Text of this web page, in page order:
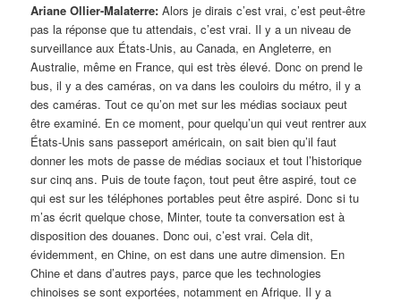
Ariane Ollier-Malaterre:Alors je dirais c’est vrai, c’est peut-être
pas la réponse que tu attendais, c’est vrai. Il y a un niveau de
surveillance aux États-Unis, au Canada, en Angleterre, en
Australie, même en France, qui est très élevé. Donc on prend le
bus, il y a des caméras, on va dans les couloirs du métro, il y a
des caméras. Tout ce qu’on met sur les médias sociaux peut
être examiné. En ce moment, pour quelqu’un qui veut rentrer aux
États-Unis sans passeport américain, on sait bien qu’il faut
donner les mots de passe de médias sociaux et tout l’historique
sur cinq ans. Puis de toute façon, tout peut être aspiré, tout ce
qui est sur les téléphones portables peut être aspiré. Donc si tu
m’as écrit quelque chose, Minter, toute ta conversation est à
disposition des douanes. Donc oui, c’est vrai. Cela dit,
évidemment, en Chine, on est dans une autre dimension. En
Chine et dans d’autres pays, parce que les technologies
chinoises se sont exportées, notamment en Afrique. Il y a